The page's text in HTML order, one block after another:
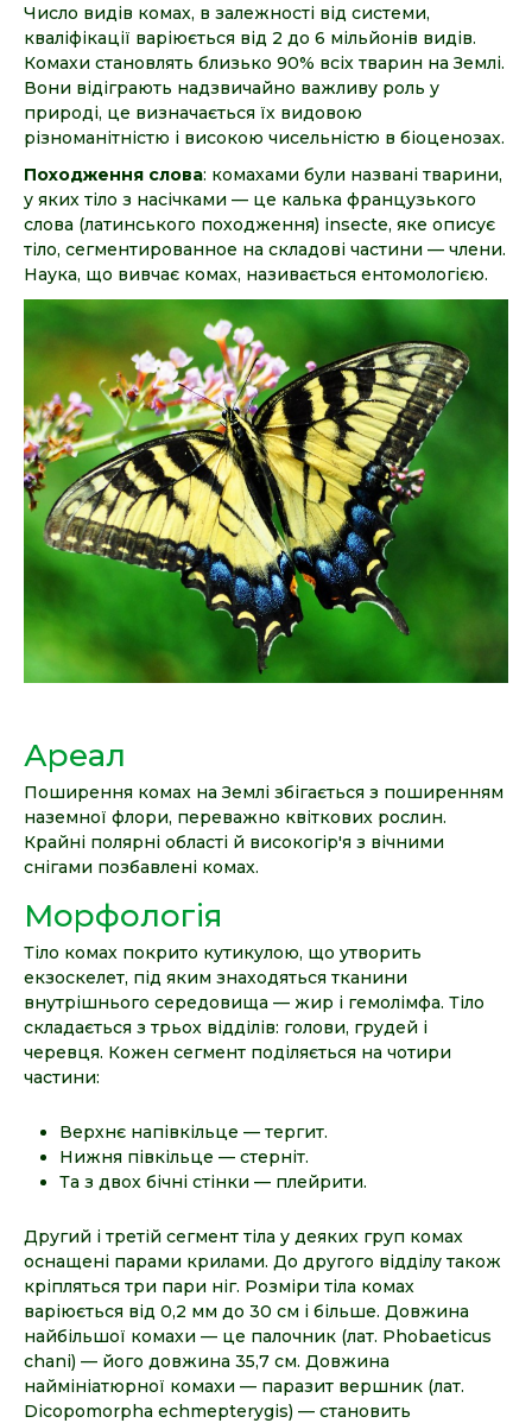
Число видів комах, в залежності від системи,
кваліфікації варіюється від 2 до 6 мільйонів видів.
Комахи становлять близько 90% всіх тварин на Землі.
Вони відіграють надзвичайно важливу роль у
природі, це визначається їх видовою
різноманітністю і високою чисельністю в біоценозах.
Походження слова: комахами були названі тварини,
у яких тіло з насічками — це калька французького
слова (латинського походження) insecte, яке описує
тіло, сегментированное на складові частини — члени.
Наука, що вивчає комах, називається ентомологією.
Ареал
Поширення комах на Землі збігається з поширенням
наземної флори, переважно квіткових рослин.
Крайні полярні області й високогір'я з вічними
снігами позбавлені комах.
Морфологія
Тіло комах покрито кутикулою, що утворить
екзоскелет, під яким знаходяться тканини
внутрішнього середовища — жир і гемолімфа. Тіло
складається з трьох відділів: голови, грудей і
черевця. Кожен сегмент поділяється на чотири
частини:
Верхнє напівкільце — тергит.
Нижня півкільце — стерніт.
Та з двох бічні стінки — плейрити.
Другий і третій сегмент тіла у деяких груп комах
оснащені парами крилами. До другого відділу також
кріпляться три пари ніг. Розміри тіла комах
варіюється від 0,2 мм до 30 см і більше. Довжина
найбільшої комахи — це палочник (лат. Phobaeticus
chani) — його довжина 35,7 см. Довжина
наймініатюрної комахи — паразит вершник (лат.
Dicopomorpha echmepterygis) — становить